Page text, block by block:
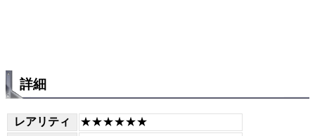
詳細
レアリティ
★★★★★★